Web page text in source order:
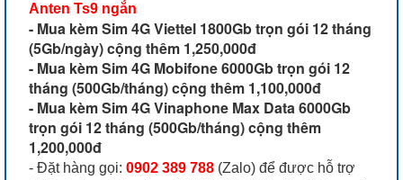
Anten Ts9 ngắn
- Mua kèm Sim 4G Viettel 1800Gb trọn gói 12 tháng
(5Gb/ngày) cộng thêm 1,250,000đ
- Mua kèm Sim 4G Mobifone 6000Gb trọn gói 12
tháng (500Gb/tháng) cộng thêm 1,100,000đ
- Mua kèm Sim 4G Vinaphone Max Data 6000Gb
trọn gói 12 tháng (500Gb/tháng) cộng thêm
1,200,000đ
- Đặt hàng gọi: 0902 389 788 (Zalo) để được hỗ trợ